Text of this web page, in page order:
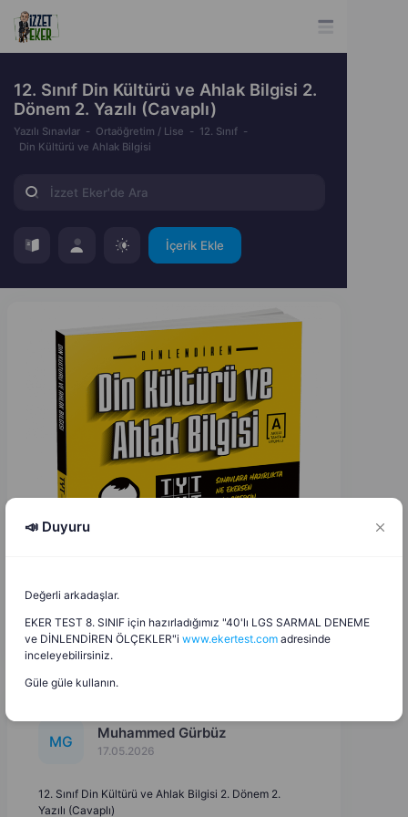
12. Sınıf Din Kültürü ve Ahlak Bilgisi 2.
Dönem 2. Yazılı (Cavaplı)
Yazılı Sınavlar Ortaöğretim / Lise
12. Sınıf
Din Kültürü ve Ahlak Bilgisi
İçerik Ekle
MG Muhammed Gürbüz
17.05.2026
12. Sınıf Din Kültürü ve Ahlak Bilgisi 2. Dönem 2.
Yazılı (Cavaplı)
📣 Duyuru
Değerli arkadaşlar.
EKER TEST 8. SINIF için hazırladığımız "40'lı LGS SARMAL DENEME
ve DİNLENDİREN ÖLÇEKLER"i www.ekertest.com adresinde
inceleyebilirsiniz.
Güle güle kullanın.